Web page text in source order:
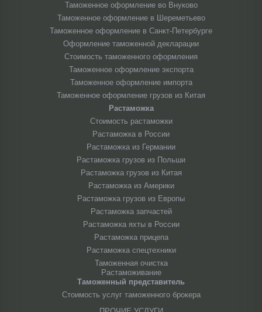
Таможенное оформление во Внуково
Таможенное оформление в Шереметьево
Таможенное оформление в Санкт-Петербурге
Оформление таможенной декларации
Стоимость таможенного оформления
Таможенное оформление экспорта
Таможенное оформление импорта
Таможенное оформление грузов из Китая
Растаможка
Стоимость растаможки
Растаможка в России
Растаможка из Германии
Растаможка грузов из Польши
Растаможка грузов из Китая
Растаможка из Америки
Растаможка грузов из Европы
Растаможка запчастей
Растаможка яхты в России
Растаможка прицепа
Растаможка спецтехники
Таможенная очистка
Растаможивание
Таможенный представитель
Стоимость услуг таможенного брокера